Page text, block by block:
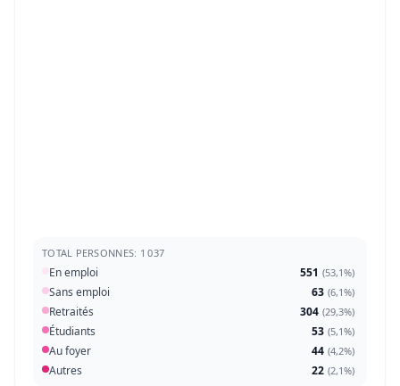
TOTAL PERSONNES: 1 037
En emploi 551 (53,1%)
Sans emploi 63 (6,1%)
Retraités 304 (29,3%)
Étudiants 53 (5,1%)
Au foyer 44 (4,2%)
Autres 22 (2,1%)